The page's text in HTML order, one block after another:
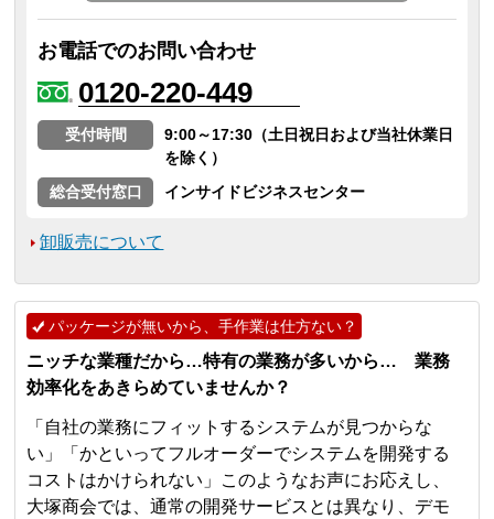
お電話でのお問い合わせ
0120-220-449
受付時間
9:00～17:30（土日祝日および当社休業日
を除く）
総合受付窓口
インサイドビジネスセンター
卸販売について
パッケージが無いから、手作業は仕方ない？
ニッチな業種だから…特有の業務が多いから… 業務
効率化をあきらめていませんか？
「自社の業務にフィットするシステムが見つからな
い」「かといってフルオーダーでシステムを開発する
コストはかけられない」このようなお声にお応えし、
大塚商会では、通常の開発サービスとは異なり、デモ